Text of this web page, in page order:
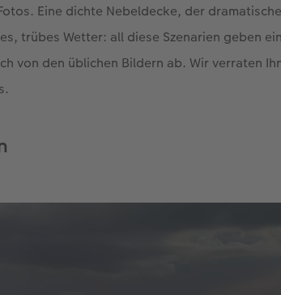
Eine dichte Nebeldecke, der dramatische
trübes Wetter: all diese Szenarien geben
von den üblichen Bildern ab. Wir verraten